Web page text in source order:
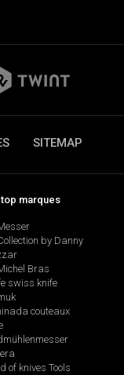
SITEMAP
marques
by Danny
Bras
swiss knife
couteaux
of knives Tools